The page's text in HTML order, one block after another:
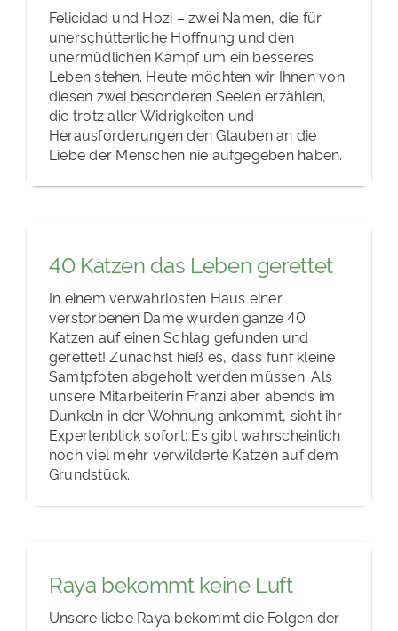
Felicidad und Hozi – zwei Namen, die für
unerschütterliche Hoffnung und den
unermüdlichen Kampf um ein besseres
Leben stehen. Heute möchten wir Ihnen von
diesen zwei besonderen Seelen erzählen,
die trotz aller Widrigkeiten und
Herausforderungen den Glauben an die
Liebe der Menschen nie aufgegeben haben.
40 Katzen das Leben gerettet
In einem verwahrlosten Haus einer
verstorbenen Dame wurden ganze 40
Katzen auf einen Schlag gefunden und
gerettet! Zunächst hieß es, dass fünf kleine
Samtpfoten abgeholt werden müssen. Als
unsere Mitarbeiterin Franzi aber abends im
Dunkeln in der Wohnung ankommt, sieht ihr
Expertenblick sofort: Es gibt wahrscheinlich
noch viel mehr verwilderte Katzen auf dem
Grundstück.
Raya bekommt keine Luft
Unsere liebe Raya bekommt die Folgen der